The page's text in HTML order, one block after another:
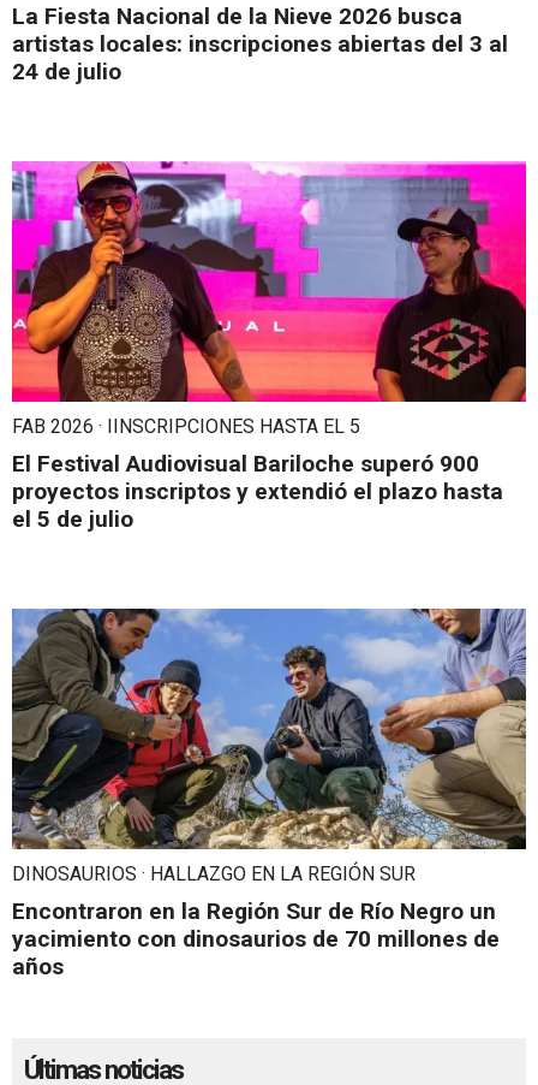
La Fiesta Nacional de la Nieve 2026 busca
artistas locales: inscripciones abiertas del 3 al
24 de julio
FAB 2026 · IINSCRIPCIONES HASTA EL 5
El Festival Audiovisual Bariloche superó 900
proyectos inscriptos y extendió el plazo hasta
el 5 de julio
DINOSAURIOS · HALLAZGO EN LA REGIÓN SUR
Encontraron en la Región Sur de Río Negro un
yacimiento con dinosaurios de 70 millones de
años
Últimas noticias